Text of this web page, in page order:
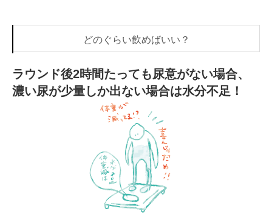
どのぐらい飲めばいい？
ラウンド後2時間たっても尿意がない場合、
濃い尿が少量しか出ない場合は水分不足！